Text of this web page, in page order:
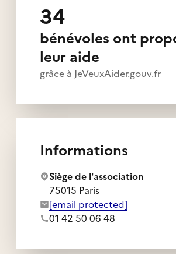
34
bénévoles ont
leur aide
grâce à JeVeuxAider.gouv.fr
Informations
Siège de l'association
75015 Paris
Adresse e-mail de
[email protected]
Numéro de téléphone de
01 42 50 06 48